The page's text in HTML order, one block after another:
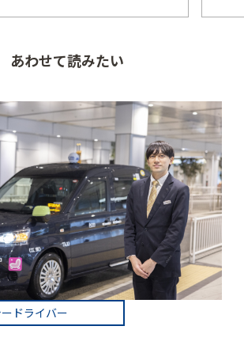
あわせて読みたい
ドライバー